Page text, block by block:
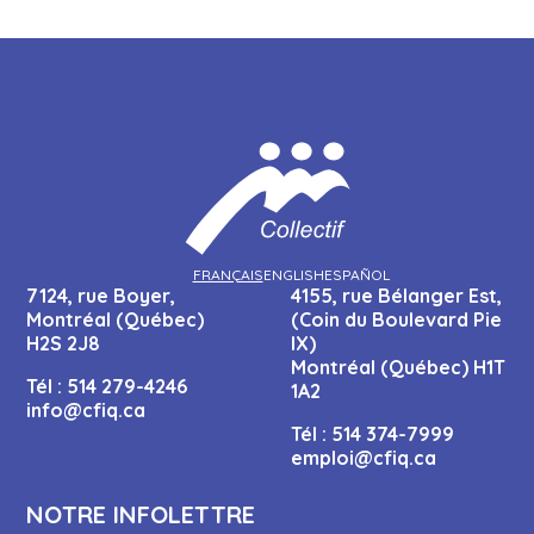
FRANÇAISENGLISHESPAÑOL
7124, rue Boyer,
Montréal (Québec)
H2S 2J8
Tél : 514 279-4246
info@cfiq.ca
4155, rue Bélanger Est,
(Coin du Boulevard Pie
IX)
Montréal (Québec) H1T
1A2
Tél : 514 374-7999
emploi@cfiq.ca
NOTRE INFOLETTRE